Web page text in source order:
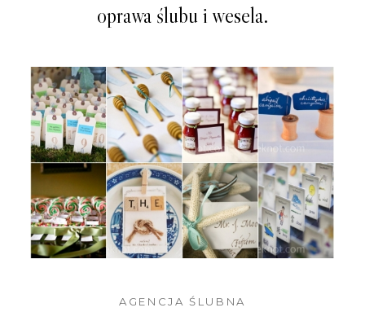
oprawa ślubu i wesela.
AGENCJA ŚLUBNA